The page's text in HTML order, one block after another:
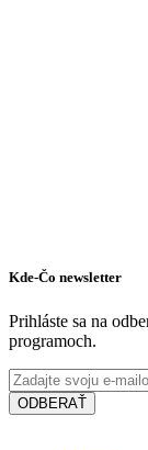
Kde-Čo newsletter
Prihláste sa na
programoch.
ODBERAŤ